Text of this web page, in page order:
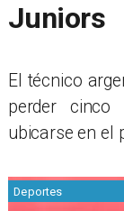
Juniors
​El técnico
perder
ubicarse en el
Deportes